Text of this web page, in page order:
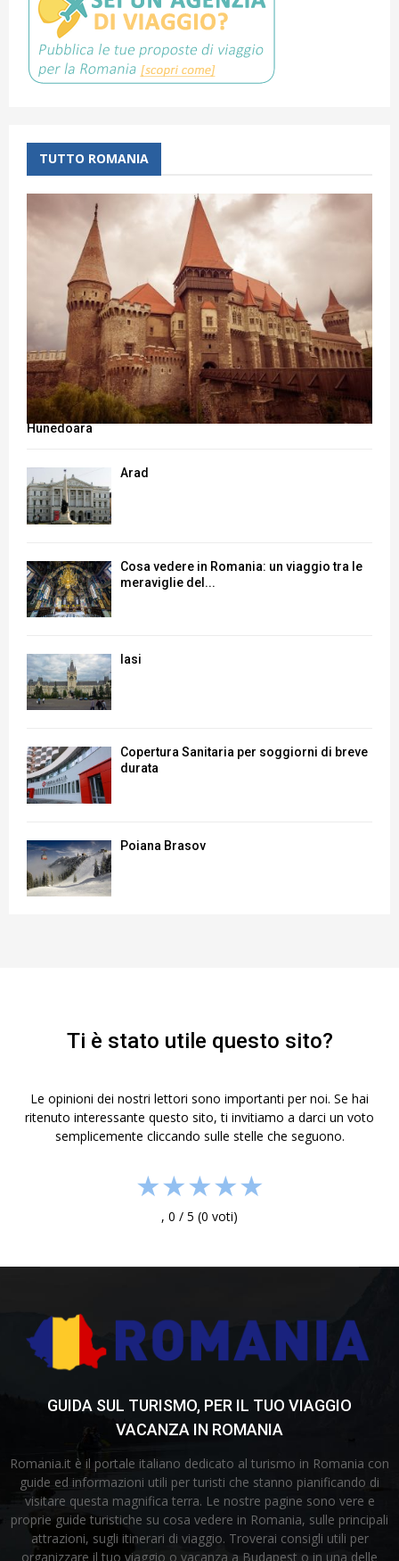
TUTTO ROMANIA
Hunedoara
Arad
Cosa vedere in Romania: un viaggio tra le
meraviglie del...
Iasi
Copertura Sanitaria per soggiorni di breve
durata
Poiana Brasov
Ti è stato utile questo sito?
Le opinioni dei nostri lettori sono importanti per noi. Se hai
ritenuto interessante questo sito, ti invitiamo a darci un voto
semplicemente cliccando sulle stelle che seguono.
★★★★★
, 0 / 5 (0 voti)
GUIDA SUL TURISMO, PER IL TUO VIAGGIO
VACANZA IN ROMANIA
Romania.it è il portale italiano dedicato al turismo in Romania con
guide ed informazioni utili per turisti che stanno pianificando di
visitare questa magnifica terra. Le nostre pagine sono vere e
proprie guide turistiche su cosa vedere in Romania, sulle principali
attrazioni, sugli itinerari di viaggio. Troverai consigli utili per
organizzare il tuo viaggio o vacanza a Budapest o in una delle